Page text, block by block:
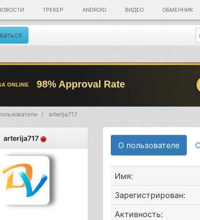
ТРЕКЕР ANDROID ВИДЕО ОБМЕННИК
arterija717
arterija717
О пользователе
Имя:
Зарегистрирован:
Активность: